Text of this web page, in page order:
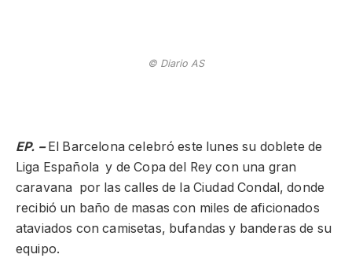
© Diario AS
EP. –El Barcelona celebró este lunes su doblete de
Liga Española y de Copa del Rey con una gran
caravana por las calles de la Ciudad Condal, donde
recibió un baño de masas con miles de aficionados
ataviados con camisetas, bufandas y banderas de su
equipo.